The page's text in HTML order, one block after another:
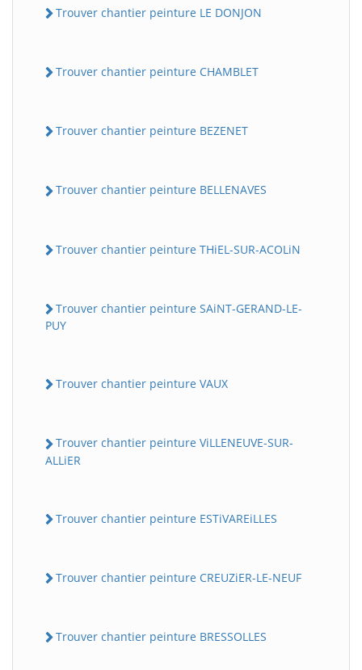
Trouver chantier peinture LE DONJON
Trouver chantier peinture CHAMBLET
Trouver chantier peinture BEZENET
Trouver chantier peinture BELLENAVES
Trouver chantier peinture THiEL-SUR-ACOLiN
Trouver chantier peinture SAiNT-GERAND-LE-
PUY
Trouver chantier peinture VAUX
Trouver chantier peinture ViLLENEUVE-SUR-
ALLiER
Trouver chantier peinture ESTiVAREiLLES
Trouver chantier peinture CREUZiER-LE-NEUF
Trouver chantier peinture BRESSOLLES